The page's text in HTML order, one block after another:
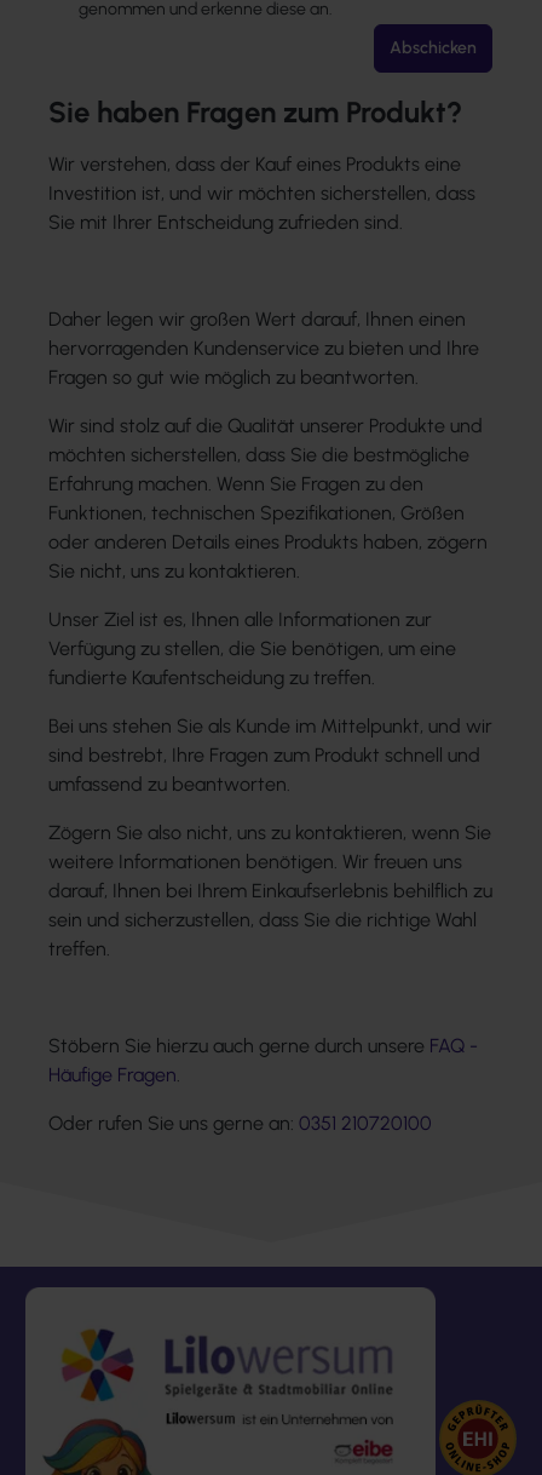
genommen und erkenne diese an.
Abschicken
Sie haben Fragen zum Produkt?
Wir verstehen, dass der Kauf eines Produkts eine
Investition ist, und wir möchten sicherstellen, dass
Sie mit Ihrer Entscheidung zufrieden sind.
Daher legen wir großen Wert darauf, Ihnen einen
hervorragenden Kundenservice zu bieten und Ihre
Fragen so gut wie möglich zu beantworten.
Wir sind stolz auf die Qualität unserer Produkte und
möchten sicherstellen, dass Sie die bestmögliche
Erfahrung machen. Wenn Sie Fragen zu den
Funktionen, technischen Spezifikationen, Größen
oder anderen Details eines Produkts haben, zögern
Sie nicht, uns zu kontaktieren.
Unser Ziel ist es, Ihnen alle Informationen zur
Verfügung zu stellen, die Sie benötigen, um eine
fundierte Kaufentscheidung zu treffen.
Bei uns stehen Sie als Kunde im Mittelpunkt, und wir
sind bestrebt, Ihre Fragen zum Produkt schnell und
umfassend zu beantworten.
Zögern Sie also nicht, uns zu kontaktieren, wenn Sie
weitere Informationen benötigen. Wir freuen uns
darauf, Ihnen bei Ihrem Einkaufserlebnis behilflich zu
sein und sicherzustellen, dass Sie die richtige Wahl
treffen.
Stöbern Sie hierzu auch gerne durch unsere FAQ -
Häufige Fragen.
Oder rufen Sie uns gerne an: 0351 210720100